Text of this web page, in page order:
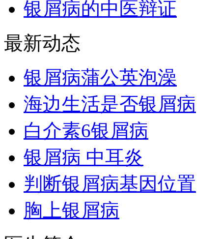
银屑病的中医辩证
最新动态
银屑病蒲公英泡澡
海边生活是否银屑病
白介素6银屑病
银屑病 中耳炎
判断银屑病基因位置
胸上银屑病